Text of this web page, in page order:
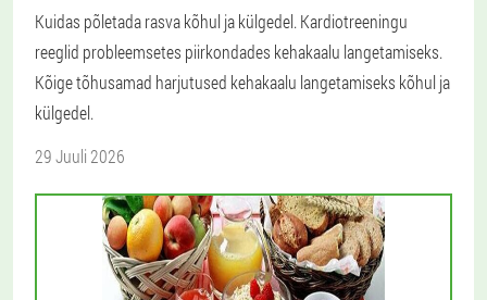
Kuidas põletada rasva kõhul ja külgedel. Kardiotreeningu
reeglid probleemsetes piirkondades kehakaalu langetamiseks.
Kõige tõhusamad harjutused kehakaalu langetamiseks kõhul ja
külgedel.
29 Juuli 2026